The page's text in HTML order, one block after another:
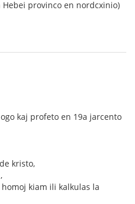
provinco en nordcxinio)
kaj profeto en 19a jarcento
kristo,
kiam ili kalkulas la